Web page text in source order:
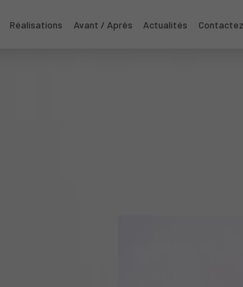
Réalisations Avant / Après Actualités